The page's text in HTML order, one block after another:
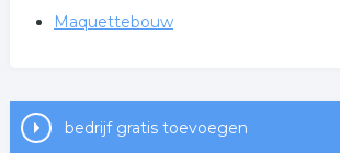
Maquettebouw
bedrijf gratis toevoegen